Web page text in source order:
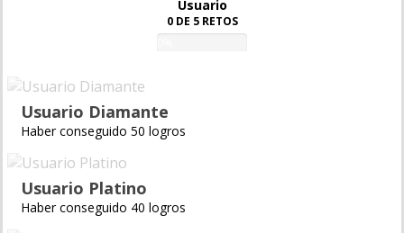
Usuario
0 DE 5 RETOS
Usuario Diamante
Haber conseguido 50 logros
Usuario Platino
Haber conseguido 40 logros